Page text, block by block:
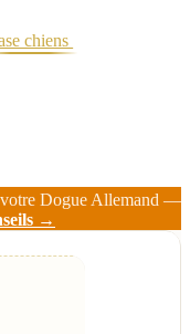
chiens
votre Dogue Allemand —
→